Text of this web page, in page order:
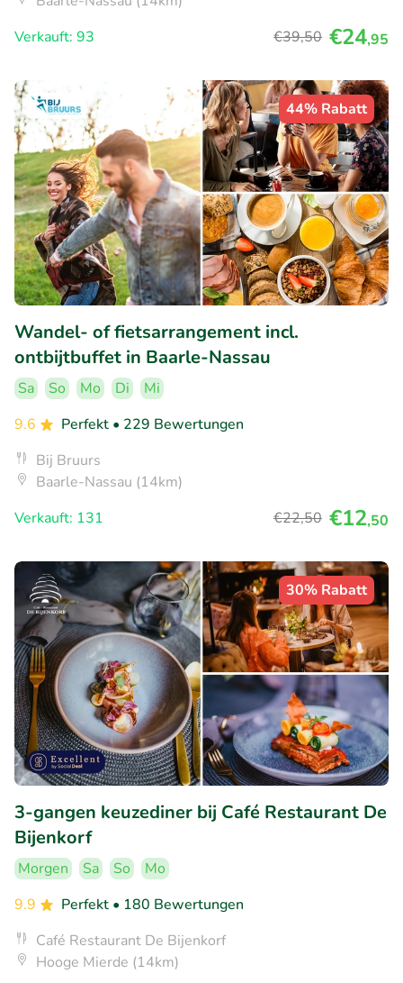
Verkauft: 93
€39,50 €24,95
44% Rabatt
Wandel- of fietsarrangement incl.
ontbijtbuffet in Baarle-Nassau
Sa So Mo Di
Mi
9.6
Perfekt • 229 Bewertungen
Bij Bruurs
Baarle-Nassau (14km)
Verkauft: 131
€22,50 €12,50
30% Rabatt
3-gangen keuzediner bij Café Restaurant De
Bijenkorf
Morgen Sa So
Mo
9.9
Perfekt • 180 Bewertungen
Café Restaurant De Bijenkorf
Hooge Mierde (14km)